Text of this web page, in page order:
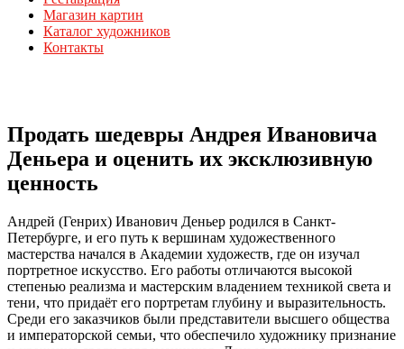
Магазин картин
Каталог художников
Контакты
Продать шедевры Андрея Ивановича
Деньера и оценить их эксклюзивную
ценность
Андрей (Генрих) Иванович Деньер родился в Санкт-
Петербурге, и его путь к вершинам художественного
мастерства начался в Академии художеств, где он изучал
портретное искусство. Его работы отличаются высокой
степенью реализма и мастерским владением техникой света и
тени, что придаёт его портретам глубину и выразительность.
Среди его заказчиков были представители высшего общества
и императорской семьи, что обеспечило художнику признание